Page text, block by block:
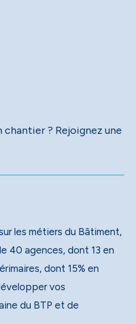
? Rejoignez une
les métiers du Bâtiment,
dont 15% en
vos
du BTP et de